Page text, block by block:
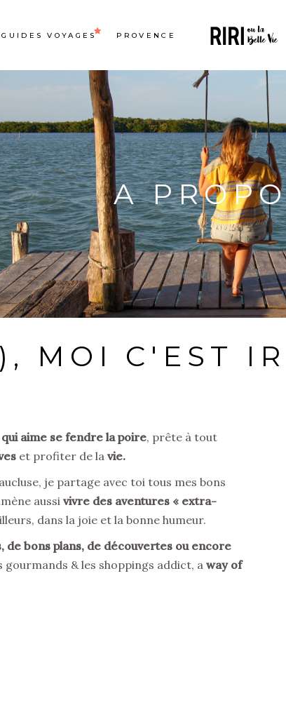
GUIDES VOYAGES PROVENCE
A
MOI C'EST
aime se fendre la poire, prête à tout
et profiter de la vie.
je partage avec toi tous mes bons
aussivivre des aventures « extra-
dans la joie et la bonne humeur.
de bons plans, de découvertes ou encore
gourmands & les shoppings addict, a way of